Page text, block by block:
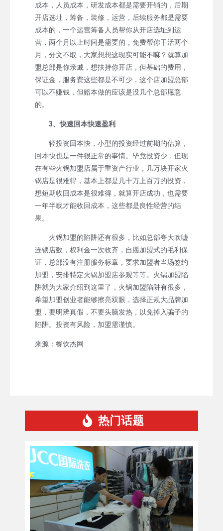
成本，人员成本，研发成本都是需要开销的，后期
开店选址，筹备，装修，运营，后续服务都是需要
成本的，一个运营筹备人员帮你从开店选址到运
营，两个月以上时间是需要的，免费帮你干活两个
月，分文不取，大家想想这现实可能不嘛？就算加
盟总部是你亲戚，想扶持你开店，但基础的费用，
保证金，服务费这些都是不可少，这个店加盟总部
可以不赚钱，但赔本做的应该是没几个总部愿意
的。
3、快速回本快速盈利
轻投资回本快，小型的投资经过前期的估算，
回本快也是一件很正常的事情。毕竟投资少，但现
在有些火锅加盟店属于重资产行业，几万块开家火
锅店是很难得，基本上都是几十万上百万的投资，
想短期收回成本是很难得，就算开店成功，也需要
一年半载才能收回成本，这些都是良性经营的结
果。
火锅加盟的陷阱还有很多，比如总部夸大吹嘘
连锁店数，权利金一次收齐，自愿加盟式的毛利保
证，总部没有注册服务标章，要求加盟者当场签约
加盟，安排特定火锅加盟店参观等等。火锅加盟陷
阱就为大家介绍到这里了，火锅加盟陷阱有很多，
希望加盟创业者能够擦亮双眼，选择正规大品牌加
盟，要明辨真假，不要头脑发热，以免掉入骗子的
陷阱。投资有风险，加盟需谨慎。
来源：餐饮杰网
热门话题